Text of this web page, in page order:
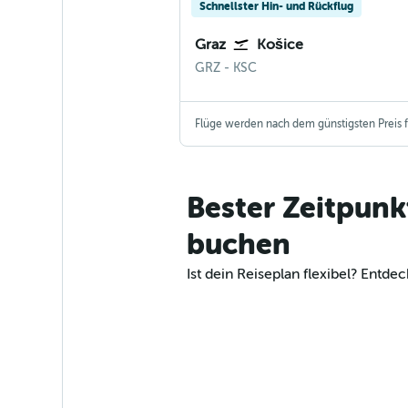
Schnellster Hin- und Rückflug
Graz Košice
GRZ- KSC
Flüge werden nach dem günstigsten
Bester
buchen
Ist dein Reiseplan flexibel?